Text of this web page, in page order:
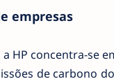
empresas
HP concentra-se
de carbono